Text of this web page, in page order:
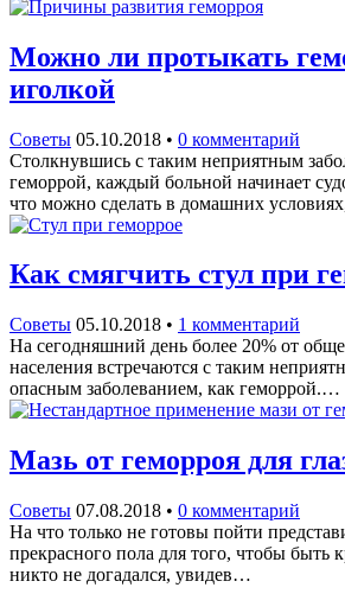
Можно ли протыкать
иголкой
Советы 05.10.2018 • 0 комментарий
Столкнувшись с таким неприятным
геморрой, каждый больной начинает
что можно сделать в домашних
Как смягчить стул при
Советы 05.10.2018 • 1 комментарий
На сегодняшний день более 20% от
населения встречаются с таким
опасным заболеванием, как геморрой.…
Мазь от геморроя для
Советы 07.08.2018 • 0 комментарий
На что только не готовы пойти
прекрасного пола для того, чтобы быть
никто не догадался, увидев…